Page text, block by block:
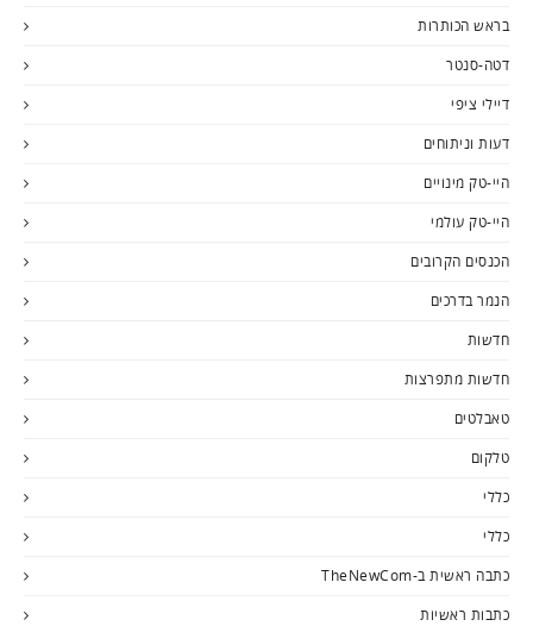
בראש הכותרות
דטה-סנטר
דיילי ציפי
דעות וניתוחים
היי-טק מינויים
היי-טק עולמי
הכנסים הקרובים
הנמר בדרכים
חדשות
חדשות מתפרצות
טאבלטים
טלקום
כללי
כללי
כתבה ראשית ב-TheNewCom
כתבות ראשיות